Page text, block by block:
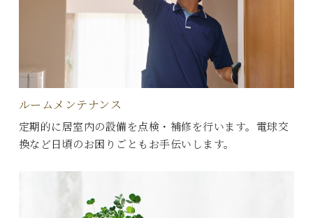
ルームメンテナンス
定期的に居室内の設備を点検・補修を行います。電球交
換など日頃のお困りごともお手伝いします。